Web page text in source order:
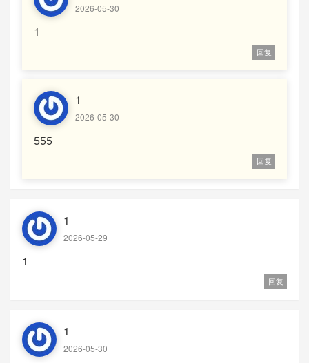
2026-05-30
1
回复
1
2026-05-30
555
回复
1
2026-05-29
1
回复
1
2026-05-30